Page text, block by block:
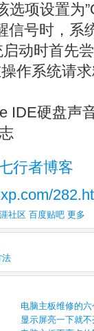
项设置为
信号时，系
启动时首先
作系统请
IDE硬盘声
行者博客
社区 百度贴吧 更多
法
电脑主板维修的
显示屏亮一下就